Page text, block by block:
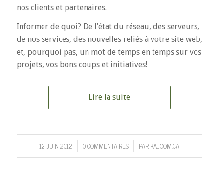
nos clients et partenaires.
Informer de quoi? De l’état du réseau, des serveurs,
de nos services, des nouvelles reliés à votre site web,
et, pourquoi pas, un mot de temps en temps sur vos
projets, vos bons coups et initiatives!
Lire la suite
12 JUIN 2012
/ 0 COMMENTAIRES
/ PARKAJOOM.CA